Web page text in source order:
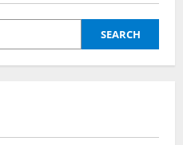
SEARCH